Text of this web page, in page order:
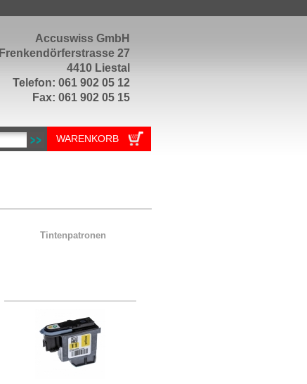
Accuswiss GmbH
Frenkendörferstrasse 27
4410 Liestal
Telefon: 061 902 05 12
Fax: 061 902 05 15
WARENKORB
Tintenpatronen